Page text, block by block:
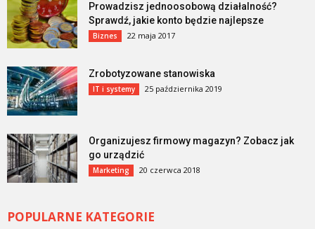
Prowadzisz jednoosobową działalność?
Sprawdź, jakie konto będzie najlepsze
Biznes 22 maja 2017
Zrobotyzowane stanowiska
IT i systemy 25 października 2019
Organizujesz firmowy magazyn? Zobacz jak
go urządzić
Marketing 20 czerwca 2018
POPULARNE KATEGORIE